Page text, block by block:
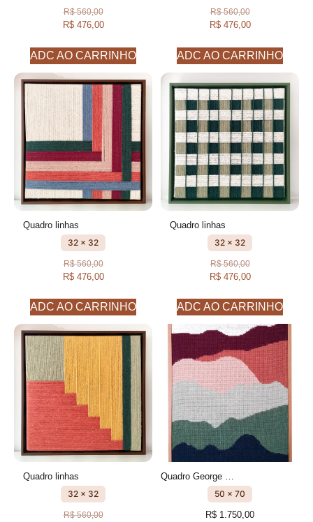
R$560,00
R$476,00
ADC AO CARRINHO
R$560,00
R$476,00
ADC AO CARRINHO
Quadro linhas
32 x 32
R$560,00
R$476,00
ADC AO CARRINHO
Quadro linhas
32 x 32
R$560,00
R$476,00
ADC AO CARRINHO
Quadro linhas
32 x 32
R$560,00
Quadro George Bordado à mão
50 x 70
R$ 1.750,00